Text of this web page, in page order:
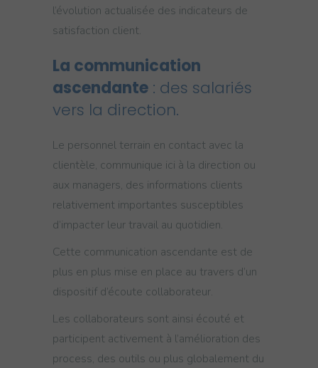
l’évolution actualisée des indicateurs de
satisfaction client.
La communication
ascendante : des salariés
vers la direction.
Le personnel terrain en contact avec la
clientèle, communique ici à la direction ou
aux managers, des informations clients
relativement importantes susceptibles
d’impacter leur travail au quotidien.
Cette communication ascendante est de
plus en plus mise en place au travers d’un
dispositif d’écoute collaborateur.
Les collaborateurs sont ainsi écouté et
participent activement à l’amélioration des
process, des outils ou plus globalement du